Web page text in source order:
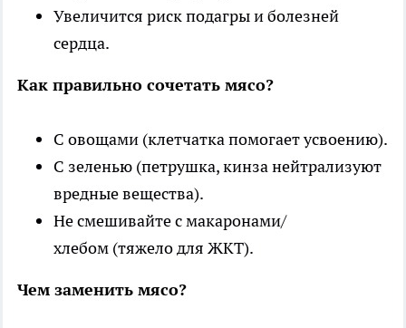
Увеличится риск подагры и болезней
сердца.
Как правильно сочетать мясо?
С овощами (клетчатка помогает усвоению).
С зеленью (петрушка, кинза нейтрализуют
вредные вещества).
Не смешивайте с макаронами/
хлебом (тяжело для ЖКТ).
Чем заменить мясо?